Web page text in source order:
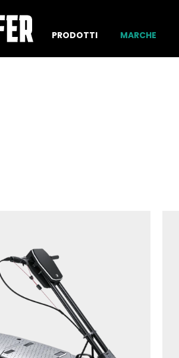
PRODOTTI
MARCHE